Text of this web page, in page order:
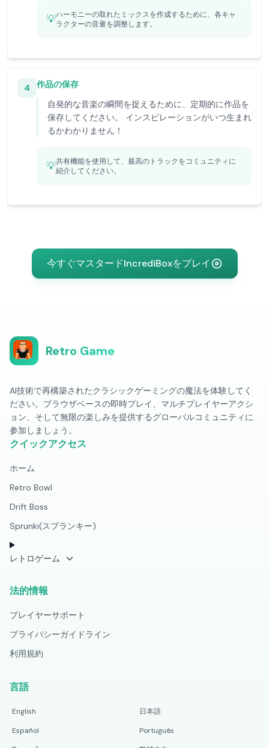
💡ハーモニーの取れたミックスを作成するために、各キャ
ラクターの音量を調整します。
4
作品の保存
自発的な音楽の瞬間を捉えるために、定期的に作品を
保存してください。 インスピレーションがいつ生まれ
るかわかりません！
💡共有機能を使用して、最高のトラックをコミュニティに
紹介してください。
今すぐマスタードIncrediBoxをプレイ
Retro Game
AI技術で再構築されたクラシックゲーミングの魔法を体験してく
ださい。ブラウザベースの即時プレイ、マルチプレイヤーアクシ
ョン、そして無限の楽しみを提供するグローバルコミュニティに
参加しましょう。
クイックアクセス
ホーム
Retro Bowl
Drift Boss
Sprunki(スプランキー)
レトロゲーム
法的情報
プレイヤーサポート
プライバシーガイドライン
利用規約
言語
English
日本語
Español
Português